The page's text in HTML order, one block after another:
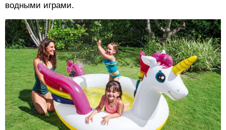
водными играми.